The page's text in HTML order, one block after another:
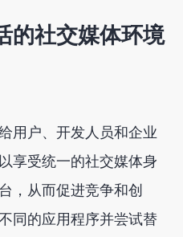
的社交媒体环境
用户、开发人员和企业
享受统一的社交媒体身
，从而促进竞争和创
同的应用程序并尝试替